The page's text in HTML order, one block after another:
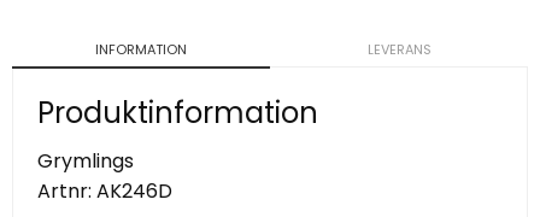
INFORMATION LEVERANS
Produktinformation
Grymlings
Artnr: AK246D